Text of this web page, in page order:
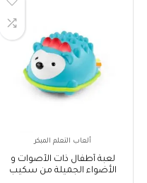
ألعاب التعلم المبكر
لعبة أطفال ذات الأصوات و
الأضواء الجميلة من سكيب